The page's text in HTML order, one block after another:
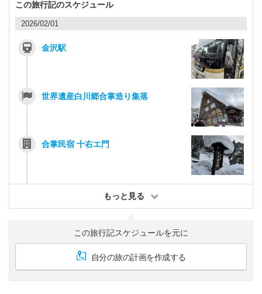
この旅行記のスケジュール
2026/02/01
金沢駅
世界遺産白川郷合掌造り集落
合掌民宿 十右エ門
もっと見る
この旅行記スケジュールを元に
自分の旅の計画を作成する